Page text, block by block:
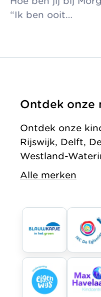
“Ik ben ooit…
Ontdek onze
Ontdek onze
Rijswijk, Delft,
Westland-
Alle merken